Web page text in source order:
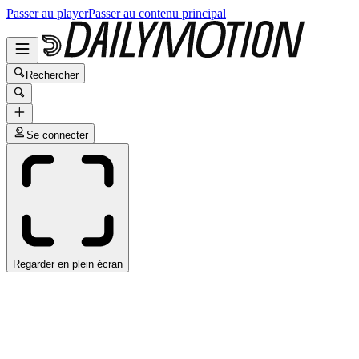
Passer au playerPasser au contenu principal
Rechercher
Se connecter
Regarder en plein écran